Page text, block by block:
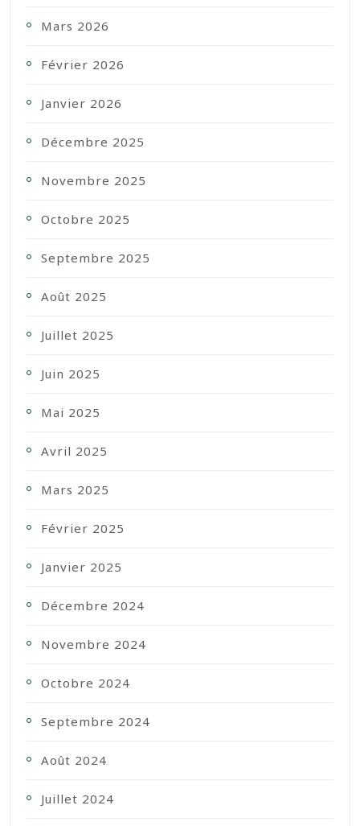
Mars 2026
Février 2026
Janvier 2026
Décembre 2025
Novembre 2025
Octobre 2025
Septembre 2025
Août 2025
Juillet 2025
Juin 2025
Mai 2025
Avril 2025
Mars 2025
Février 2025
Janvier 2025
Décembre 2024
Novembre 2024
Octobre 2024
Septembre 2024
Août 2024
Juillet 2024